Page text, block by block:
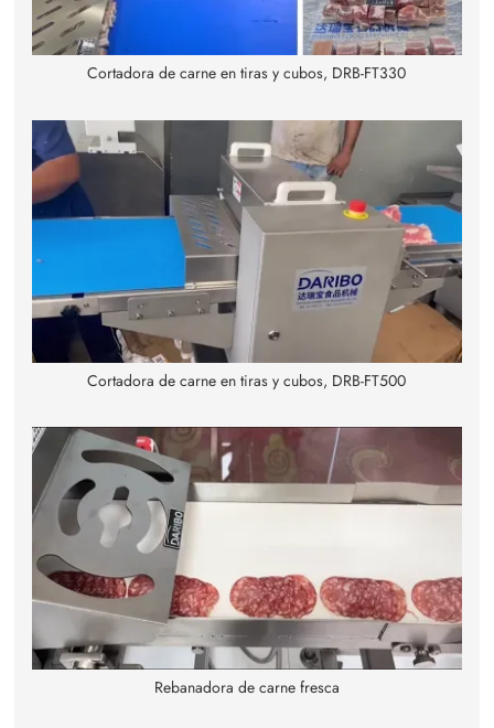
Cortadora de carne en tiras y cubos, DRB-FT330
Cortadora de carne en tiras y cubos, DRB-FT500
Rebanadora de carne fresca